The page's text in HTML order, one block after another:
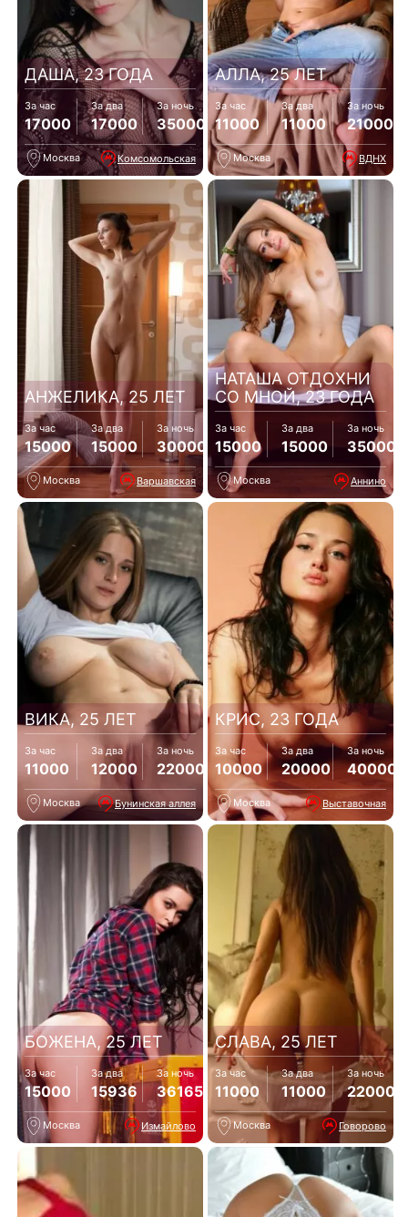
ДАША, 23 ГОДА
За час
17000
За два
17000
За ночь
35000
Москва Комсомольская
АЛЛА, 25 ЛЕТ
За час
11000
За два
11000
За ночь
21000
Москва ВДНХ
АНЖЕЛИКА, 25 ЛЕТ
За час
15000
За два
15000
За ночь
30000
Москва Варшавская
НАТАША ОТДОХНИ
СО МНОЙ, 23 ГОДА
За час
15000
За два
15000
За ночь
35000
Москва Аннино
ВИКА, 25 ЛЕТ
За час
11000
За два
12000
За ночь
22000
Москва Бунинская аллея
КРИС, 23 ГОДА
За час
10000
За два
20000
За ночь
40000
Москва Выставочная
БОЖЕНА, 25 ЛЕТ
За час
15000
За два
15936
За ночь
36165
Москва Измайлово
СЛАВА, 25 ЛЕТ
За час
11000
За два
11000
За ночь
22000
Москва Говорово